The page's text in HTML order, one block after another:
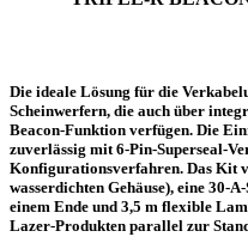
Die ideale Lösung für die
Scheinwerfern, die auch über
Beacon-Funktion verfügen. Die
zuverlässig mit 6-Pin-Superseal-
Konfigurationsverfahren. Das Kit
wasserdichten Gehäuse), eine 30-
einem Ende und 3,5 m flexible
Lazer-Produkten parallel zur